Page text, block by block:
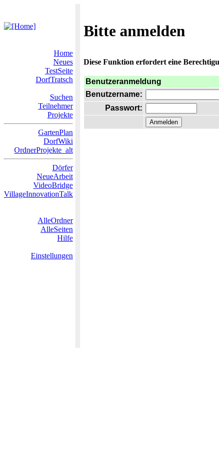
Bitte anmelden
Home
Neues
TestSeite
DorfTratsch
Suchen
Teilnehmer
Projekte
GartenPlan
DorfWiki
OrdnerProjekte_alt
Dörfer
NeueArbeit
VideoBridge
VillageInnovationTalk
AlleOrdner
AlleSeiten
Hilfe
Einstellungen
Diese Funktion erfordert eine
Benutzeranmeldung
Benutzername:
Passwort: